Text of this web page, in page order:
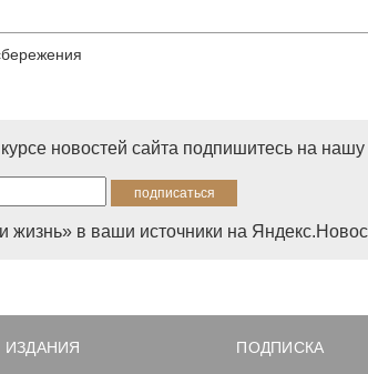
новостей сайта подпишитесь на
жизнь» в ваши источники на
ИЗДАНИЯ ПОДПИСКА